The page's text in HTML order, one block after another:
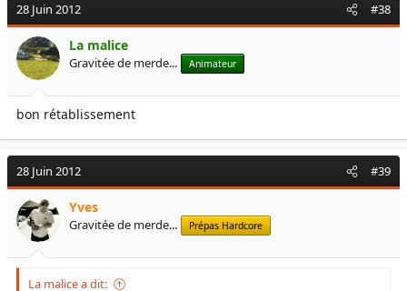
28 Juin 2012 #38
La malice
Gravitée de merde... Animateur
bon rétablissement
28 Juin 2012 #39
Yves
Gravitée de merde... Prépas Hardcore
La malice a dit: